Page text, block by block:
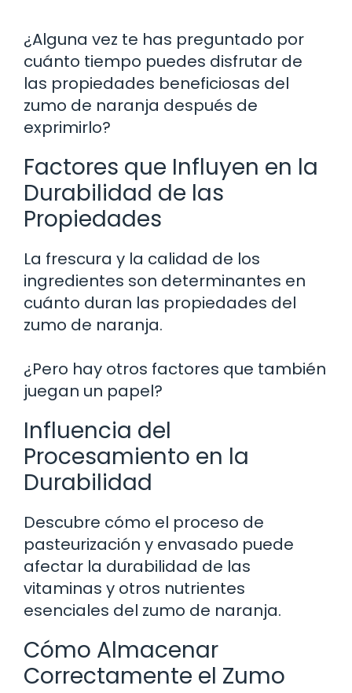
¿Alguna vez te has preguntado por
cuánto tiempo puedes disfrutar de
las propiedades beneficiosas del
zumo de naranja después de
exprimirlo?
Factores que Influyen en la
Durabilidad de las
Propiedades
La frescura y la calidad de los
ingredientes son determinantes en
cuánto duran las propiedades del
zumo de naranja.
¿Pero hay otros factores que también
juegan un papel?
Influencia del
Procesamiento en la
Durabilidad
Descubre cómo el proceso de
pasteurización y envasado puede
afectar la durabilidad de las
vitaminas y otros nutrientes
esenciales del zumo de naranja.
Cómo Almacenar
Correctamente el Zumo